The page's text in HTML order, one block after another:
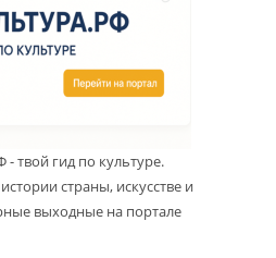
твой гид по культуре.
страны, искусстве и
выходные на портале